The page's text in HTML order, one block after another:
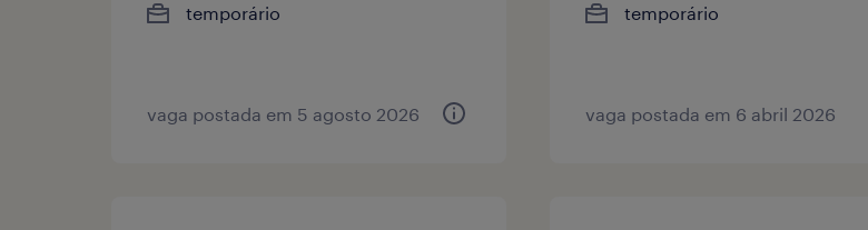
temporário
vaga postada em 5 agosto 2026
temporário
vaga postada em 6 abril 2026